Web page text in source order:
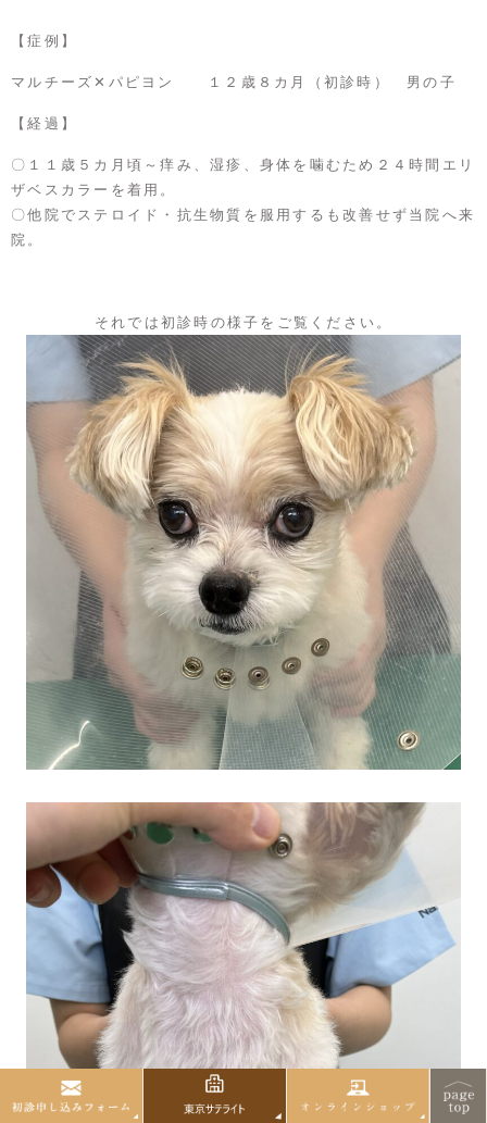
【症例】
マルチーズ✕パピヨン １２歳８カ月（初診時） 男の子
【経過】
〇１１歳５カ月頃～痒み、湿疹、身体を噛むため２４時間エリ
ザベスカラーを着用。
〇他院でステロイド・抗生物質を服用するも改善せず当院へ来
院。
それでは初診時の様子をご覧ください。